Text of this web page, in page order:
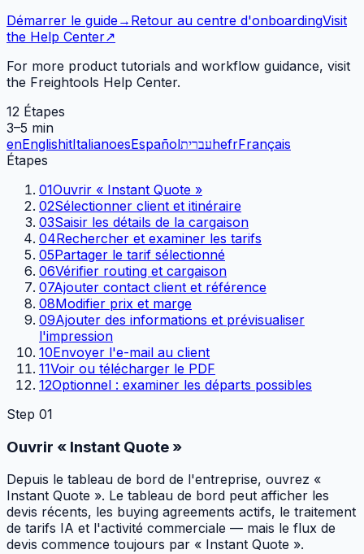
Démarrer le guide→ Retour au centre d'onboardingVisit
the Help Center↗
For more product tutorials and workflow guidance, visit
the Freightools Help Center.
12 Étapes
3–5 min
enEnglishitItalianoesEspañol heעברית frFrançais
Créer et envoyer un devis
Étapes
01Ouvrir « Instant Quote »
02Sélectionner client et itinéraire
03Saisir les détails de la cargaison
04Rechercher et examiner les tarifs
05Partager le tarif sélectionné
06Vérifier routing et cargaison
07Ajouter contact client et référence
08Modifier prix et marge
09Ajouter des informations et prévisualiser
l'impression
10Envoyer l'e-mail au client
11Voir ou télécharger le PDF
12Optionnel : examiner les départs possibles
Step 01
Ouvrir « Instant Quote »
Depuis le tableau de bord de l'entreprise, ouvrez «
Instant Quote ». Le tableau de bord peut afficher les
devis récents, les buying agreements actifs, le traitement
de tarifs IA et l'activité commerciale — mais le flux de
devis commence toujours par « Instant Quote ».